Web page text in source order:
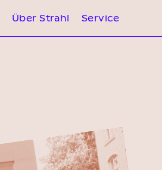
Über Strahl Service